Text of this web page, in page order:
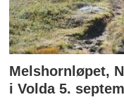
Melshornløpet,
i Volda 5.